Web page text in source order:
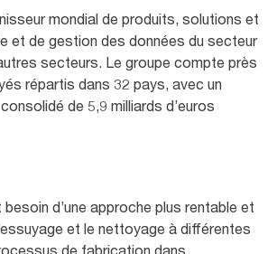
mondial de produits, solutions et
et de gestion des données du secteur
secteurs. Le groupe compte près
répartis dans 32 pays, avec un
de 5,9 milliards d’euros
besoin d’une approche plus rentable et
et le nettoyage à différentes